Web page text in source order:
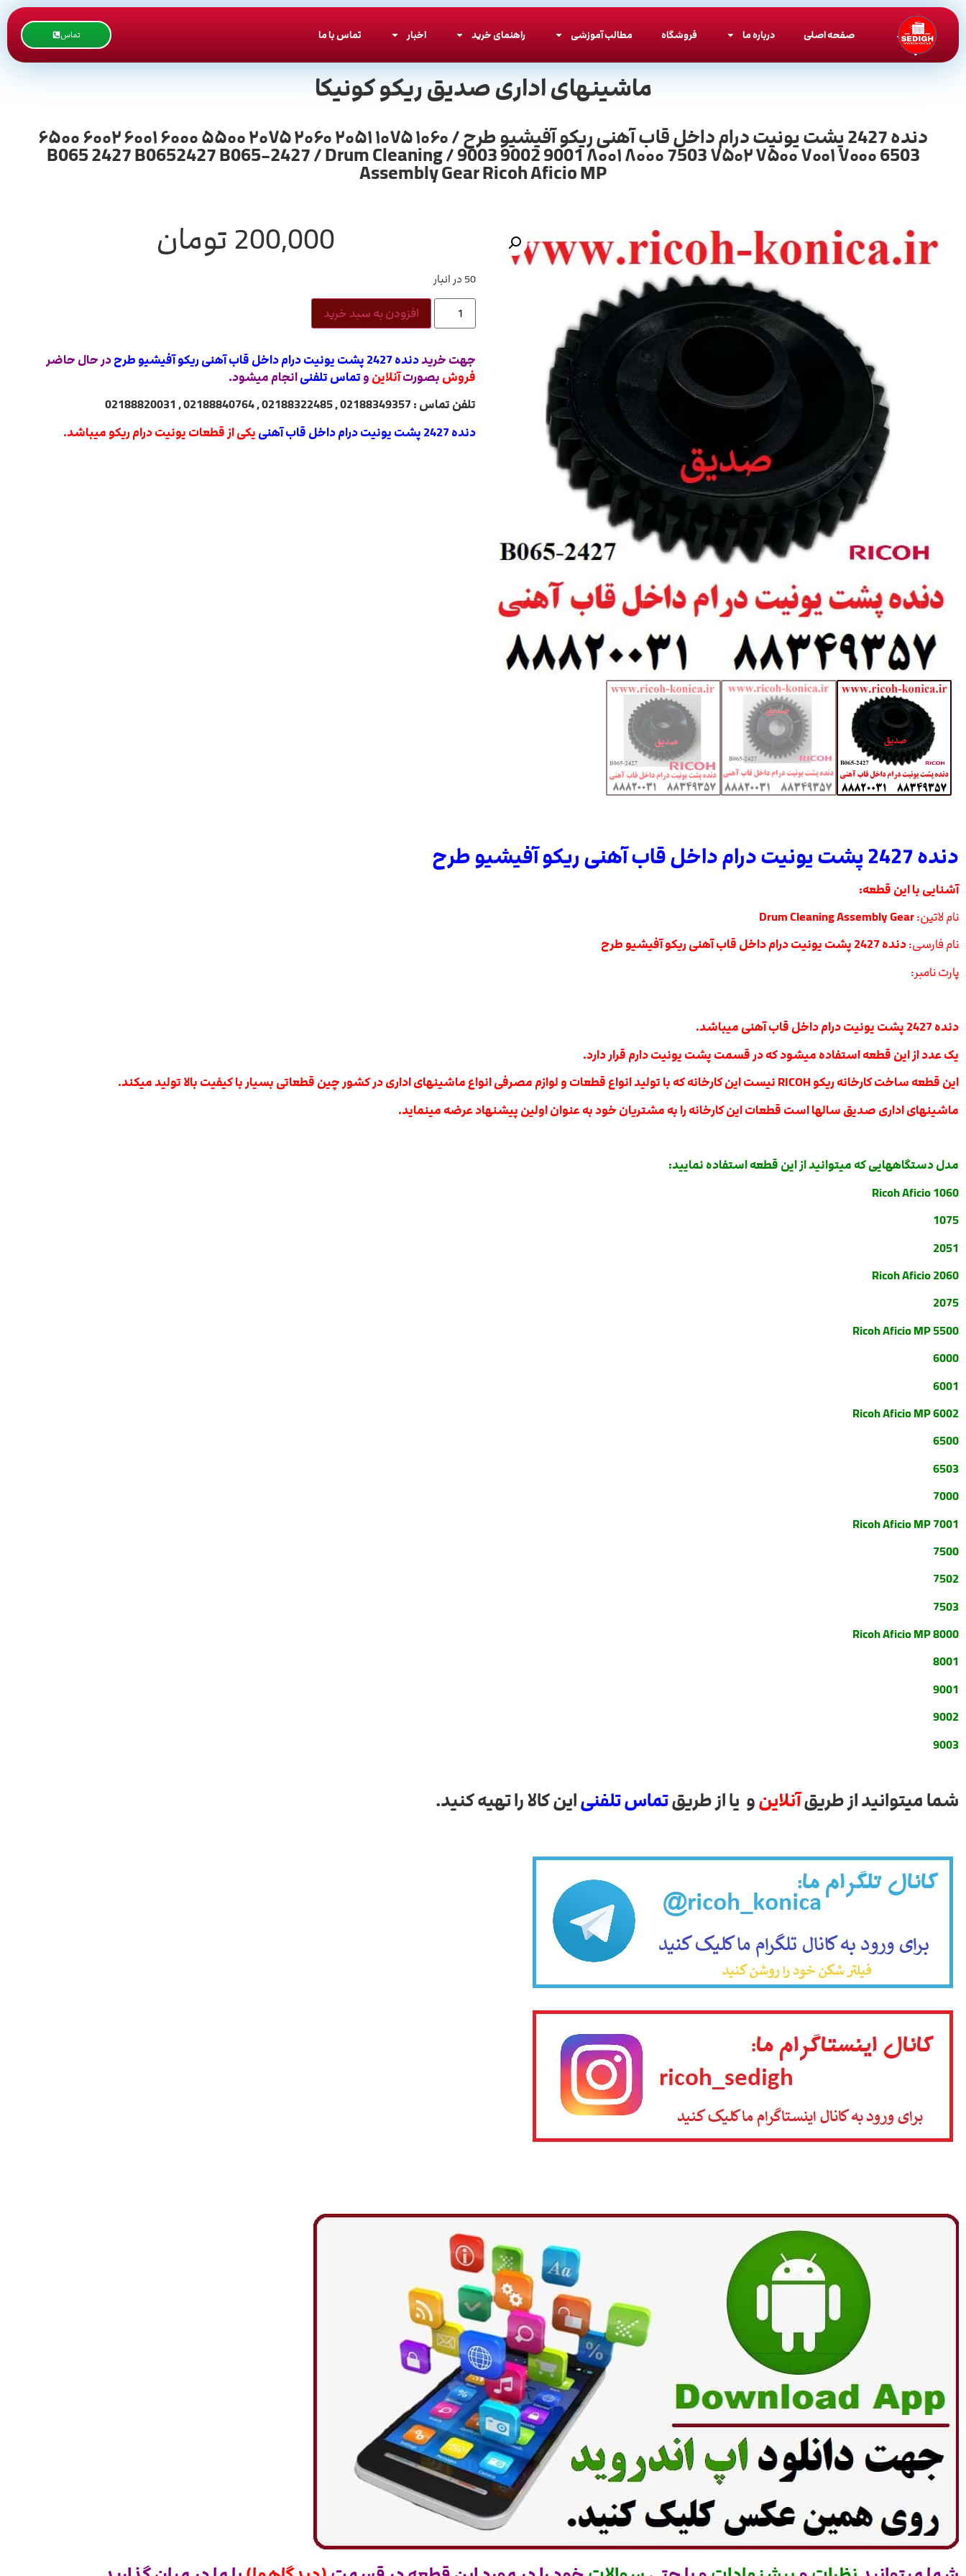
صفحه اصلی درباره ما فروشگاه مطالب آموزشی راهنمای خرید اخبار تماس با ما تماس
ماشینهای اداری صدیق ریکو کونیکا
دنده 2427 پشت یونیت درام داخل قاب آهنی ریکو آفیشیو طرح / ۱۰۶۰ ۱۰۷۵ ۲۰۵۱ ۲۰۶۰ ۲۰۷۵ ۵۵۰۰ ۶۰۰۰ ۶۰۰۱ ۶۰۰۲ ۶۵۰۰
6503 ۷۰۰۰ ۷۰۰۱ ۷۵۰۰ ۷۵۰۲ 7503 ۸۰۰۰ ۸۰۰۱ 9001 9002 9003 / B065 2427 B0652427 B065-2427 / Drum Cleaning
Assembly Gear Ricoh Aficio MP
200,000 تومان
50 در انبار
افزودن به سبد خرید
جهت خریددنده 2427 پشت یونیت درام داخل قاب آهنی ریکو آفیشیو طرح
در حال حاضر
فروش بصورتآنلاین و تماس تلفنیانجام میشود.
تلفن تماس : 02188349357 , 02188322485 , 02188840764 , 02188820031
دنده 2427 پشت یونیت درام داخل قاب آهنی
یکی از قطعات یونیت درام ریکو میباشد.
دنده 2427 پشت یونیت درام داخل قاب آهنی ریکو آفیشیو طرح
آشنایی با این قطعه:
نام لاتین:Drum Cleaning Assembly Gear
نام فارسی:دنده 2427 پشت یونیت درام داخل قاب آهنی ریکو آفیشیو طرح
پارت نامبر:
دنده 2427 پشت یونیت درام داخل قاب آهنی میباشد.
یک عدد از این قطعه استفاده میشود که در قسمت پشت یونیت دارم قرار دارد.
این قطعه ساخت کارخانه ریکو RICOH نیست این کارخانه که با تولید انواع قطعات و لوازم مصرفی انواع ماشینهای اداری در کشور چین قطعاتی بسیار با کیفیت بالا تولید میکند.
ماشینهای اداری صدیق سالها است قطعات این کارخانه را به مشتریان خود به عنوان اولین پیشنهاد عرضه مینماید.
مدل دستگاههایی که میتوانید از این قطعه استفاده نمایید:
Ricoh Aficio 1060
1075
2051
Ricoh Aficio 2060
2075
Ricoh Aficio MP 5500
6000
6001
Ricoh Aficio MP 6002
6500
6503
7000
Ricoh Aficio MP 7001
7500
7502
7503
Ricoh Aficio MP 8000
8001
9001
9002
9003
شما میتوانید از طریقآنلاینو یا از طریقتماس تلفنیاین کالا را تهیه کنید.